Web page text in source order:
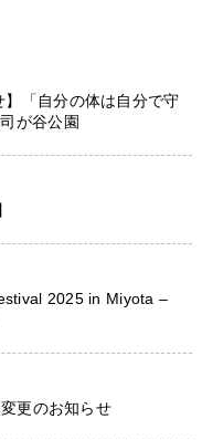
】「自分の体は自分で守
が谷公園
2025 in Miyota –
更のお知らせ